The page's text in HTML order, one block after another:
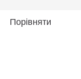
Порівняти